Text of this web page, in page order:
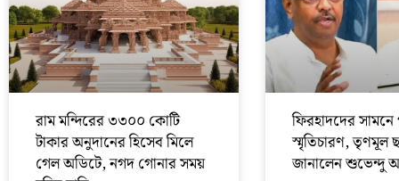
রাম মন্দিরের ৩৩০০ কোটি
টাকার অনুদানের হিসেব মিলে
গেল অডিটে, নগদ গোনার সময়
ফিরহাদদের
স্মৃতিচারণ, তৃণমূল
জানালেন শুভেন্দু